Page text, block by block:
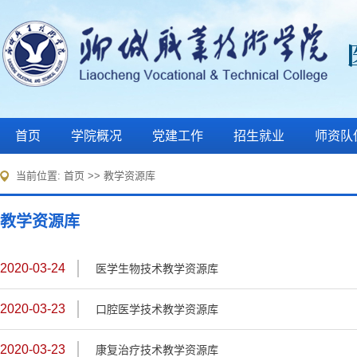
首页 学院概况 党建工作 招生就业 师资队
当前位置: 首页 >> 教学资源库
教学资源库
2020-03-24 医学生物技术教学资源库
2020-03-23 口腔医学技术教学资源库
2020-03-23 康复治疗技术教学资源库